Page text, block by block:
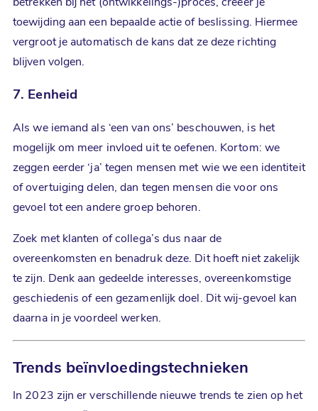
betrekken bij het (ontwikkelings-)proces, creëer je
toewijding aan een bepaalde actie of beslissing. Hiermee
vergroot je automatisch de kans dat ze deze richting
blijven volgen.
7. Eenheid
Als we iemand als ‘een van ons’ beschouwen, is het
mogelijk om meer invloed uit te oefenen. Kortom: we
zeggen eerder ‘ja’ tegen mensen met wie we een identiteit
of overtuiging delen, dan tegen mensen die voor ons
gevoel tot een andere groep behoren.
Zoek met klanten of collega’s dus naar de
overeenkomsten en benadruk deze. Dit hoeft niet zakelijk
te zijn. Denk aan gedeelde interesses, overeenkomstige
geschiedenis of een gezamenlijk doel. Dit wij-gevoel kan
daarna in je voordeel werken.
Trends beïnvloedingstechnieken
In 2023 zijn er verschillende nieuwe trends te zien op het